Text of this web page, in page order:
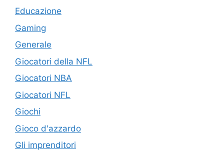
Educazione
Gaming
Generale
Giocatori della NFL
Giocatori NBA
Giocatori NFL
Giochi
Gioco d'azzardo
Gli imprenditori